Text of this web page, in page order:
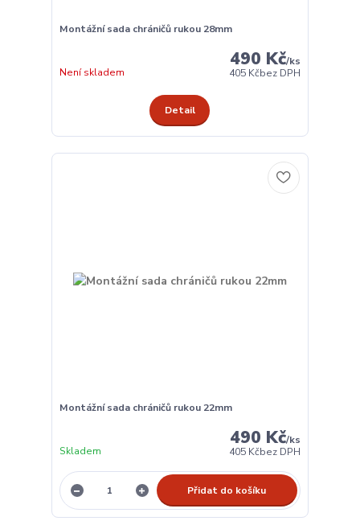
Montážní sada chráničů rukou 28mm
490 Kč/ks
405 Kčbez DPH
Není skladem
Detail
Montážní sada chráničů rukou 22mm
490 Kč/ks
405 Kčbez DPH
Skladem
Přidat do košíku